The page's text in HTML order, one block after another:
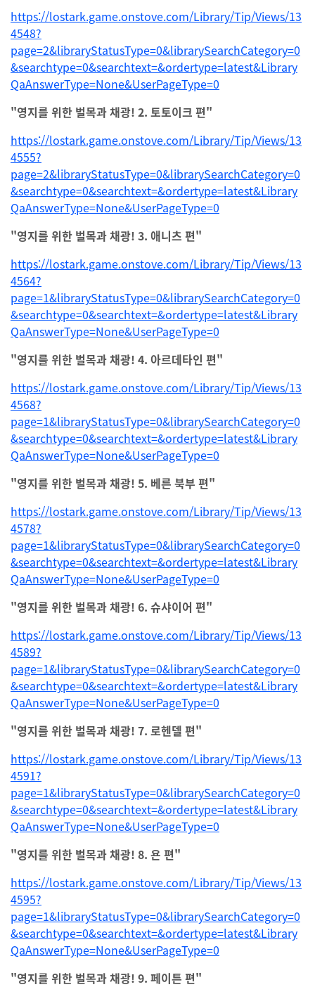
https://lostark.game.onstove.com/Library/Tip/Views/13
4548?
page=2&libraryStatusType=0&librarySearchCategory=0
&searchtype=0&searchtext=&ordertype=latest&Library
QaAnswerType=None&UserPageType=0
"영지를 위한 벌목과 채광! 2. 토토이크 편"
https://lostark.game.onstove.com/Library/Tip/Views/13
4555?
page=2&libraryStatusType=0&librarySearchCategory=0
&searchtype=0&searchtext=&ordertype=latest&Library
QaAnswerType=None&UserPageType=0
"영지를 위한 벌목과 채광! 3. 애니츠 편"
https://lostark.game.onstove.com/Library/Tip/Views/13
4564?
page=1&libraryStatusType=0&librarySearchCategory=0
&searchtype=0&searchtext=&ordertype=latest&Library
QaAnswerType=None&UserPageType=0
"영지를 위한 벌목과 채광! 4. 아르데타인 편"
https://lostark.game.onstove.com/Library/Tip/Views/13
4568?
page=1&libraryStatusType=0&librarySearchCategory=0
&searchtype=0&searchtext=&ordertype=latest&Library
QaAnswerType=None&UserPageType=0
"영지를 위한 벌목과 채광! 5. 베른 북부 편"
https://lostark.game.onstove.com/Library/Tip/Views/13
4578?
page=1&libraryStatusType=0&librarySearchCategory=0
&searchtype=0&searchtext=&ordertype=latest&Library
QaAnswerType=None&UserPageType=0
"영지를 위한 벌목과 채광! 6. 슈샤이어 편"
https://lostark.game.onstove.com/Library/Tip/Views/13
4589?
page=1&libraryStatusType=0&librarySearchCategory=0
&searchtype=0&searchtext=&ordertype=latest&Library
QaAnswerType=None&UserPageType=0
"영지를 위한 벌목과 채광! 7. 로헨델 편"
https://lostark.game.onstove.com/Library/Tip/Views/13
4591?
page=1&libraryStatusType=0&librarySearchCategory=0
&searchtype=0&searchtext=&ordertype=latest&Library
QaAnswerType=None&UserPageType=0
"영지를 위한 벌목과 채광! 8. 욘 편"
https://lostark.game.onstove.com/Library/Tip/Views/13
4595?
page=1&libraryStatusType=0&librarySearchCategory=0
&searchtype=0&searchtext=&ordertype=latest&Library
QaAnswerType=None&UserPageType=0
"영지를 위한 벌목과 채광! 9. 페이튼 편"